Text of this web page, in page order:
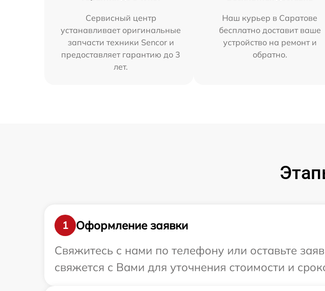
Сервисный центр
устанавливает оригинальные
запчасти техники Sencor и
предоставляет гарантию до 3
лет.
Наш курьер в Саратове
бесплатно доставит ваше
устройство на ремонт и
обратно.
1
Оформление заявки
Свяжитесь с нами по телефону или оставьте
свяжется с Вами для уточнения стоимости и